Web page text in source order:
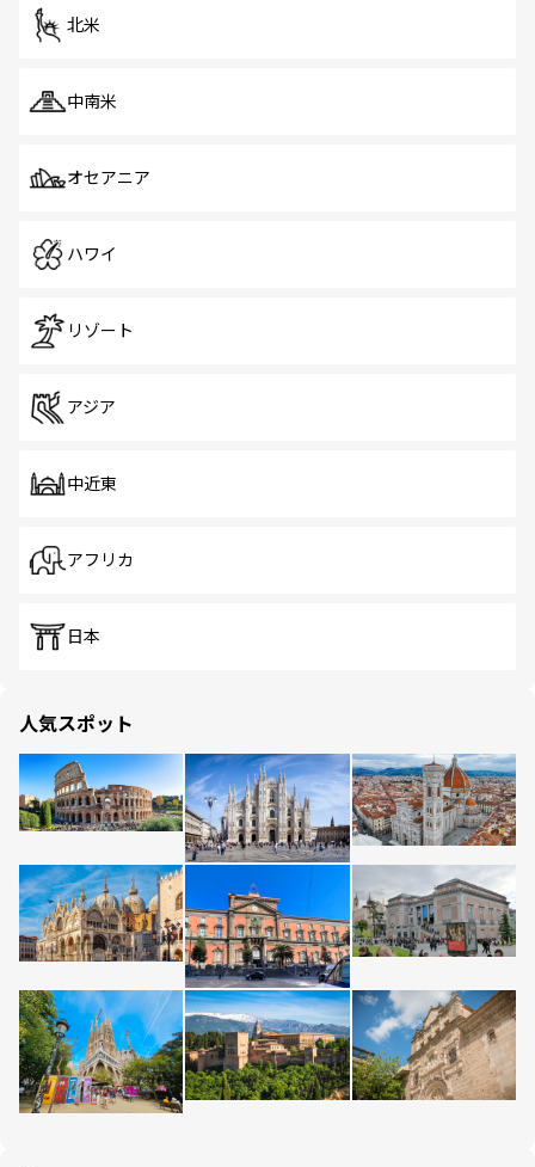
北米
中南米
オセアニア
ハワイ
リゾート
アジア
中近東
アフリカ
日本
人気スポット